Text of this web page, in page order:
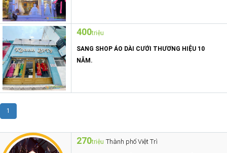
400triệu
SANG SHOP ÁO DÀI CƯỚI THƯƠNG HIỆU 10
NĂM.
1
270triệu Thành phố Việt Trì